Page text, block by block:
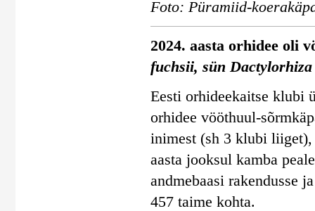
Foto: Püramiid-
2024. aasta orhidee oli
fuchsii, sün
Eesti orhideekaitse klubi
orhidee vööthuul-
inimest (sh 3 klubi liiget),
aasta jooksul kamba
andmebaasi rakendusse
457 taime kohta.